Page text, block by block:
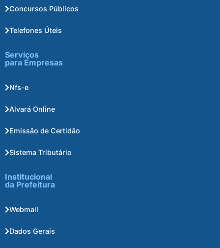
Concursos Públicos
Telefones Úteis
Serviços
para Empresas
Nfs-e
Alvará Online
Emissão de Certidão
Sistema Tributário
Institucional
da Prefeitura
Webmail
Dados Gerais